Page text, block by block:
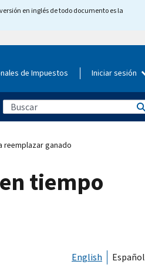
en inglés de todo documento es la
de Impuestos Iniciar sesión
ganado
tiempo
English Español